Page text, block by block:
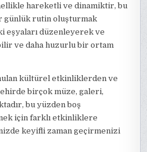
hareketli ve dinamiktir, bu
günlük rutin oluşturmak
eşyaları düzenleyerek ve
ve daha huzurlu bir ortam
kültürel etkinliklerden ve
birçok müze, galeri,
bu yüzden boş
için farklı etkinliklere
keyifli zaman geçirmenizi